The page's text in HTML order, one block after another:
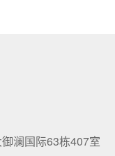
澜国际63栋407室